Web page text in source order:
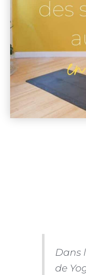
Dans
de